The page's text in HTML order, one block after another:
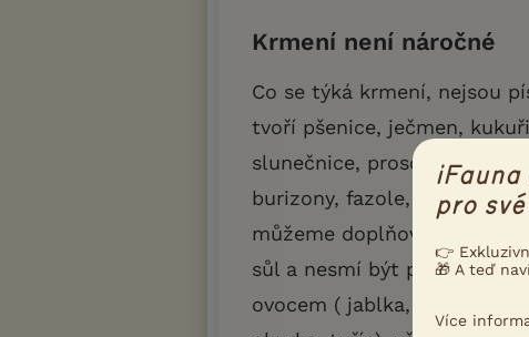
Krmení není náročné
Co se týká krmení, nejsou
tvoří pšenice, ječmen,
slunečnice, proso, úsušky
burizony, fazole, ovesné a
můžeme doplňovat
sůl a nesmí být plesnivé,
ovocem ( jablka, hrušky,
iFauna
pro
👉
🎁 A teď
Více